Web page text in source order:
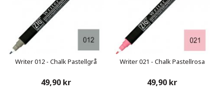
Writer 012 - Chalk Pastellgrå
49,90 kr
Writer 021 - Chalk Pastellrosa
49,90 kr